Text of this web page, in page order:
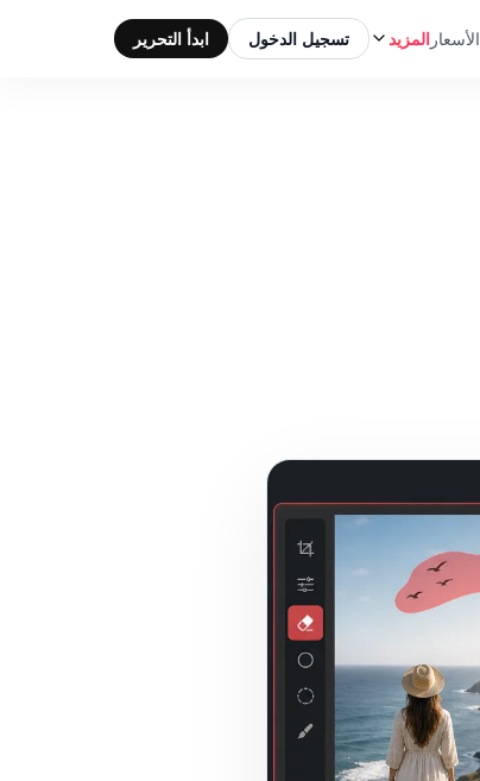
الأسعار المزيد تسجيل الدخول ابدأ التحرير